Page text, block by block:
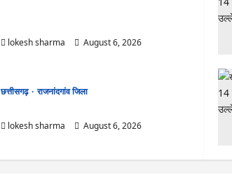
lokesh sharma
August 6, 2026
छत्तीसगढ़
राजनांदगांव जिला
lokesh sharma
August 6, 2026